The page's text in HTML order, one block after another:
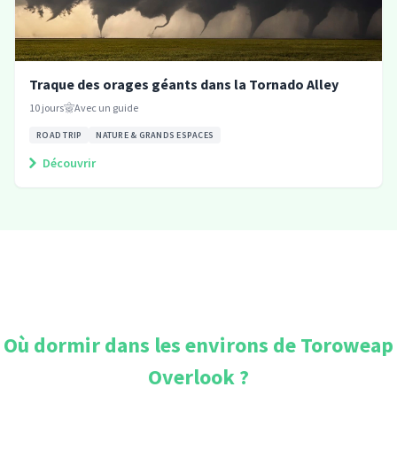
Traque des orages géants dans la Tornado Alley
10 jours Avec un guide
ROAD TRIP NATURE & GRANDS ESPACES
Découvrir
Où dormir dans les environs deToroweap
Overlook?